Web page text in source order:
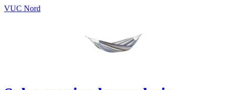
VUC Nord